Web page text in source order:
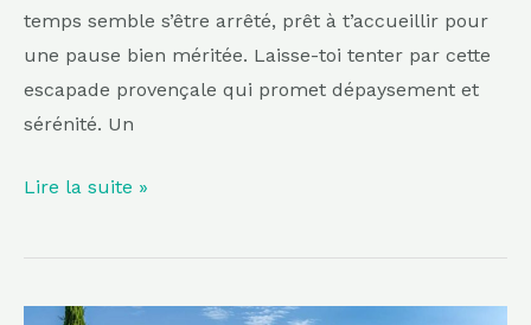
temps semble s’être arrêté, prêt à t’accueillir pour
une pause bien méritée. Laisse-toi tenter par cette
escapade provençale qui promet dépaysement et
sérénité. Un
de
sérénité.
Lire la suite »